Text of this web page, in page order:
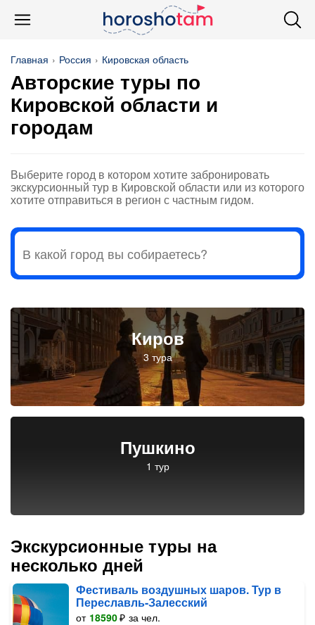
Главная Россия Кировская область
Авторские туры по
Кировской области и
городам
Выберите город в котором хотите забронировать
экскурсионный тур в Кировской области или из которого
хотите отправиться в регион с частным гидом.
Киров
Пушкино
Экскурсионные туры на
несколько дней
Фестиваль воздушных шаров. Тур в
Переславль-Залесский
от 18590₽ за чел.